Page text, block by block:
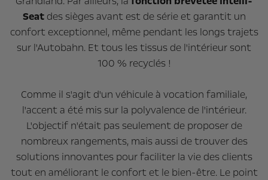
Seatdes sièges avant est de série et garantit un
confort exceptionnel, même pendant les longs trajets
sur l'Autobahn. Et tous les tissus de l'intérieur sont
100 % recyclés !
Comme il s'agit d'un véhicule à vocation familiale,
l'accent a été mis sur la polyvalence de l'intérieur.
L'objectif n'était pas seulement de proposer de
nombreux rangements, mais aussi de trouver des
solutions innovantes pour faciliter la vie des clients
tout en améliorant le confort et le bien-être. Le point